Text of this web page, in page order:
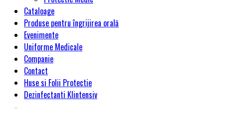
Cataloage
Produse pentru îngrijirea orală
Evenimente
Uniforme Medicale
Companie
Contact
Huse si Folii Protectie
Dezinfectanti Klintensiv